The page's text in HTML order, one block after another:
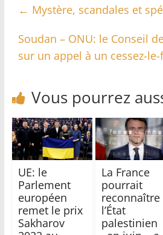
← Mystère, scandales et
Soudan – ONU: le Conseil
sur un appel à un cessez-le-
Vous pourrez
UE: le
Parlement
européen
remet le prix
Sakharov
La France
pourrait
reconnaître
l’État
palestinien